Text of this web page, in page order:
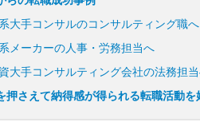
大手コンサルのコンサルティング職へ
メーカーの人事・労務担当へ
大手コンサルティング会社の法務担
押さえて納得感が得られる転職活動を